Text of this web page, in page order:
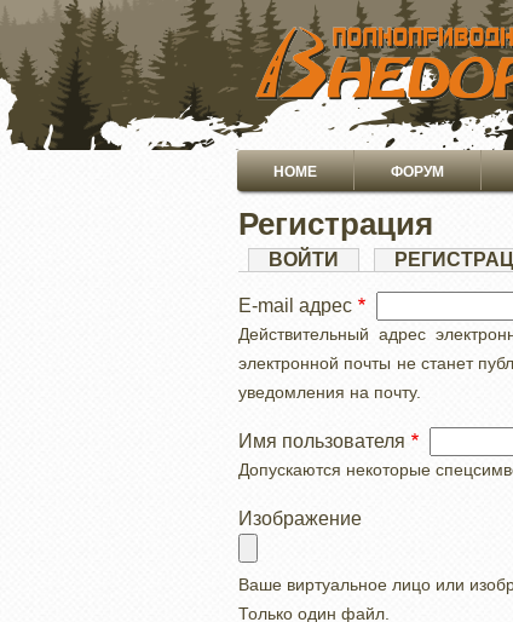
ПЕРЕЙТИ
ОСНОВНОМУ
СОДЕРЖАНИЮ
Основная
навигация
HOME ФОРУМ
Регистрация
Главные
вкладки
ВОЙТИ
E-mail адрес
Действительный адрес
электронной почты не станет
уведомления на почту.
Имя пользователя
Допускаются некоторые
Изображение
Ваше виртуальное лицо или
Только один файл.